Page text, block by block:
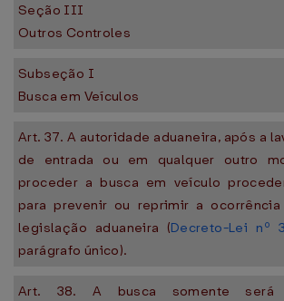
Seção III
Outros Controles
Subseção I
Busca em Veículos
Art. 37. A autoridade aduaneira, após a
de entrada ou em qualquer outro
proceder a busca em veículo
para prevenir ou reprimir a
legislação aduaneira (Decreto-Lei nº
parágrafo único).
Art. 38. A busca somente será